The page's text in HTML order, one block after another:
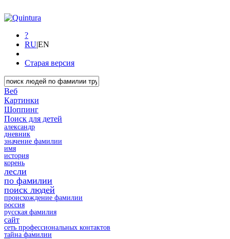
?
RU|EN
Старая версия
Веб
Картинки
Шоппинг
Поиск для детей
александр
дневник
значение фамилии
имя
история
корень
лесли
по фамилии
поиск людей
происхождение фамилии
россия
русская фамилия
сайт
сеть профессиональных контактов
тайна фамилии